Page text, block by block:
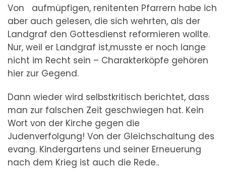
Von aufmüpfigen, renitenten Pfarrern habe ich
aber auch gelesen, die sich wehrten, als der
Landgraf den Gottesdienst reformieren wollte.
Nur, weil er Landgraf ist,musste er noch lange
nicht im Recht sein – Charakterköpfe gehören
hier zur Gegend.
Dann wieder wird selbstkritisch berichtet, dass
man zur falschen Zeit geschwiegen hat. Kein
Wort von der Kirche gegen die
Judenverfolgung! Von der Gleichschaltung des
evang. Kindergartens und seiner Erneuerung
nach dem Krieg ist auch die Rede..